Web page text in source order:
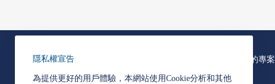
隱私權宣告
為提供更好的用戶體驗，本網站使用Cookie分析和其他
我們的專案